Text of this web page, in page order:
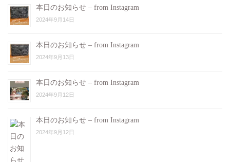
本日のお知らせ – from Instagram
2024年9月14日
本日のお知らせ – from Instagram
2024年9月13日
本日のお知らせ – from Instagram
2024年9月12日
本日のお知らせ – from Instagram
2024年9月12日